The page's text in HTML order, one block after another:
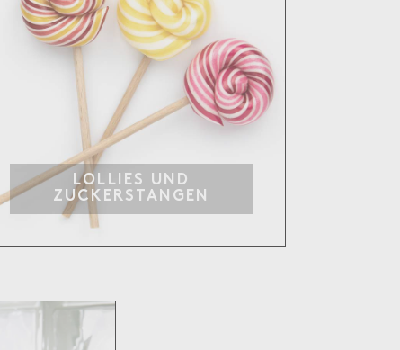
LOLLIES UND
ZUCKERSTANGEN